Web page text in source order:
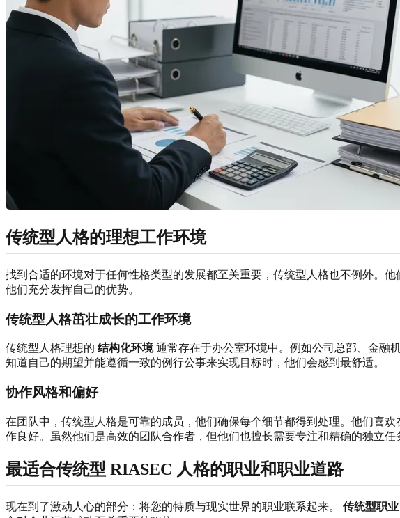
传统型人格的理想工作环境
找到合适的环境对于任何性格类型的发展都至关重要，传统型人格也不例外。
他们充分发挥自己的优势。
传统型人格茁壮成长的工作环境
传统型人格理想的 结构化环境通常存在于办公室环境中。例如公司总部、金融
知道自己的期望并能遵循一致的例行公事来实现目标时，他们会感到最舒适。
协作风格和偏好
在团队中，传统型人格是可靠的成员，他们确保每个细节都得到处理。他们喜
作良好。虽然他们是高效的团队合作者，但他们也擅长需要专注和精确的独立
最适合传统型 RIASEC 人格的职业和职业道路
现在到了激动人心的部分：将您的特质与现实世界的职业联系起来。 传统型职业